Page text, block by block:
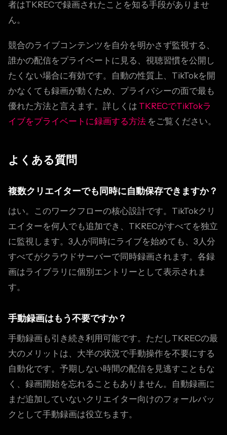
者はTKRECで録画されたことを知る手段がありませ
ん。
競合のライブコンテンツを自分を明かさず監視する、
誰かの配信をプライベートに見る、視聴習慣を公開し
たくない場合に有効です。自動の性質上、TikTokを開
かなくても録画が動くため、プライバシーの面で最も
優れた方法と言えます。詳しくは TKRECでTikTokラ
イブをプライベートに録画する方法 をご覧ください。
よくある質問
複数クリエイターでも同時に自動保存できますか？
はい。このワークフローの核心設計です。TikTokクリ
エイターを何人でも追加でき、TKRECがすべてを独立
に監視します。3人が同時にライブを始めても、3人分
すべてがクラウドサーバーで同時録画されます。各録
画はライブラリに個別エントリーとして表示されま
す。
手動録画はもう不要ですか？
手動録画も引き続き利用可能です。ただしTKRECの最
大のメリットは、大半の状況で手動操作を不要にする
自動化です。予期しない時間の配信を見逃すこともな
く、録画開始を忘れることもありません。自動録画に
まだ追加していないクリエイター向けのフォールバッ
クとして手動録画は役立ちます。